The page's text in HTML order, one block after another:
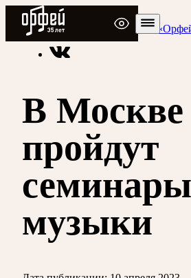
Радио Орфей
Радио классической музыки
В Москве
пройдут
музыки